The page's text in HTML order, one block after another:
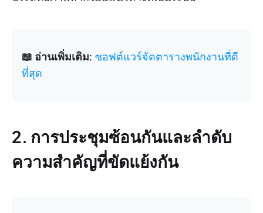
📖 อ่านเพิ่มเติม: ซอฟต์แวร์จัดตารางพนักงานที่ดี
ที่สุด
2. การประชุมซ้อนกันและลำดับ
ความสำคัญที่ขัดแย้งกัน